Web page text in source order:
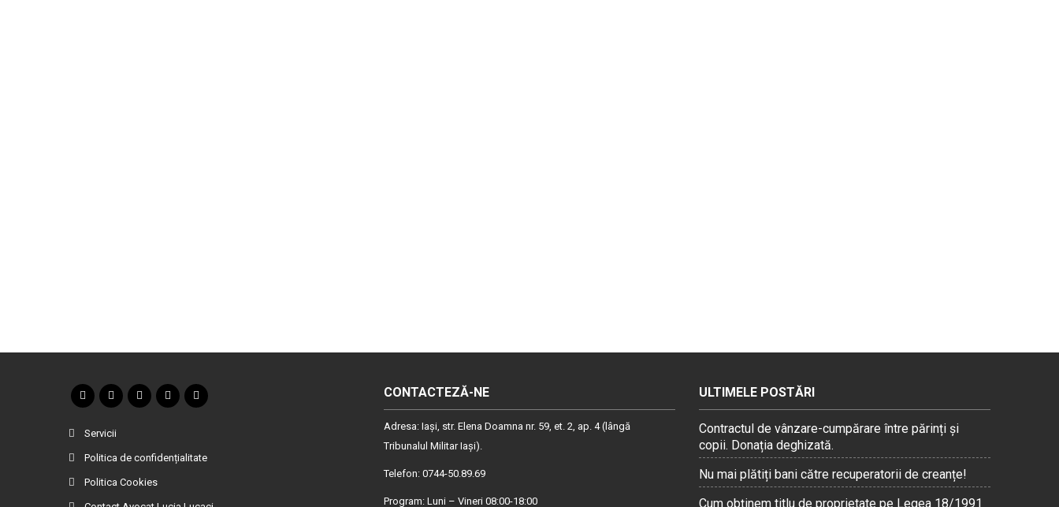
Servicii
Politica de confidențialitate
Politica Cookies
CONTACTEZĂ-NE
Adresa: Iaşi, str. Elena Doamna nr. 59, et. 2, ap. 4 (lângă
Tribunalul Militar Iaşi).
Telefon: 0744-50.89.69
Program: Luni – Vineri 08:00-18:00
ULTIMELE POSTĂRI
Contractul de vânzare-cumpărare între părinți și
copii. Donația deghizată.
Nu mai plătiți bani către recuperatorii de creanțe!
Cum obținem titlu de proprietate pe Legea 18/1991